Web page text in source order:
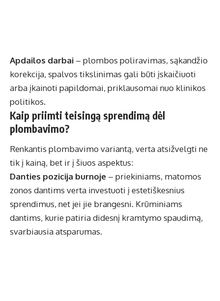
Apdailos darbai – plombos poliravimas, sąkandžio
korekcija, spalvos tikslinimas gali būti įskaičiuoti
arba įkainoti papildomai, priklausomai nuo klinikos
politikos.
Kaip priimti teisingą sprendimą dėl
plombavimo?
Renkantis plombavimo variantą, verta atsižvelgti ne
tik į kainą, bet ir į šiuos aspektus:
Danties pozicija burnoje – priekiniams, matomos
zonos dantims verta investuoti į estetiškesnius
sprendimus, net jei jie brangesni. Krūminiams
dantims, kurie patiria didesnį kramtymo spaudimą,
svarbiausia atsparumas.